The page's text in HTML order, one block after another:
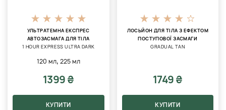
УЛЬТРАТЕМНА ЕКСПРЕС
АВТОЗАСМАГА ДЛЯ ТІЛА
1 HOUR EXPRESS ULTRA DARK
120 мл, 225 мл
1399 ₴
КУПИТИ
ЛОСЬЙОН ДЛЯ ТІЛА З ЕФЕКТОМ
ПОСТУПОВОЇ ЗАСМАГИ
GRADUAL TAN
1749 ₴
КУПИТИ